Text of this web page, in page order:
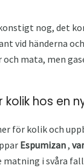
nog, det
vid händerna
mata, men
kolik hos en
för kolik och
Espumizan,
matning i svåra